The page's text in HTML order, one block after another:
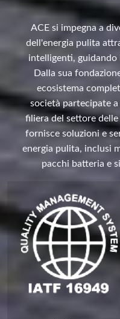
ACE si impegna a
dell'energia pulita
intelligenti, guidando
Dalla sua
ecosistema
società partecipate
filiera del settore
fornisce soluzioni e
energia pulita, inclusi
pacchi batteria e